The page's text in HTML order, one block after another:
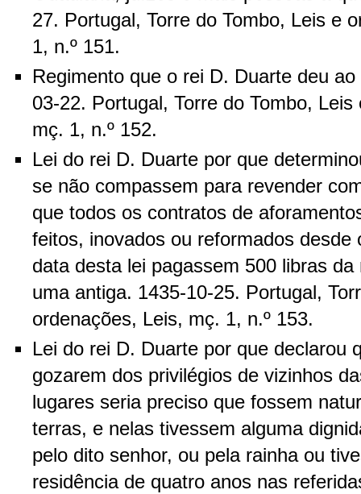
27. Portugal, Torre do Tombo, Leis e
1, n.º 151.
Regimento que o rei D. Duarte deu
03-22. Portugal, Torre do Tombo,
mç. 1, n.º 152.
Lei do rei D. Duarte por que
se não compassem para revender
que todos os contratos de
feitos, inovados ou reformados desde
data desta lei pagassem 500 libras
uma antiga. 1435-10-25. Portugal,
ordenações, Leis, mç. 1, n.º 153.
Lei do rei D. Duarte por que declarou
gozarem dos privilégios de vizinhos
lugares seria preciso que fossem
terras, e nelas tivessem alguma
pelo dito senhor, ou pela rainha ou
residência de quatro anos nas